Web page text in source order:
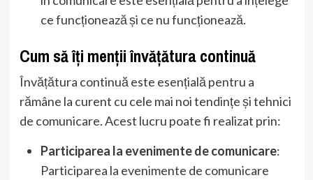
ce funcționează și ce nu funcționează.
Cum să îți menții învățătura continuă
Învățătura continuă este esențială pentru a
rămâne la curent cu cele mai noi tendințe și tehnici
de comunicare. Acest lucru poate fi realizat prin:
Participarea la evenimente de comunicare:
Participarea la evenimente de comunicare